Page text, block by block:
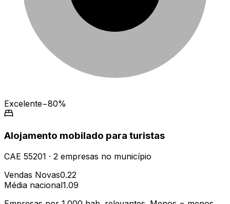
Excelente−80%
Alojamento mobilado para turistas
CAE 55201 · 2 empresas no município
Vendas Novas0.22
Média nacional1.09